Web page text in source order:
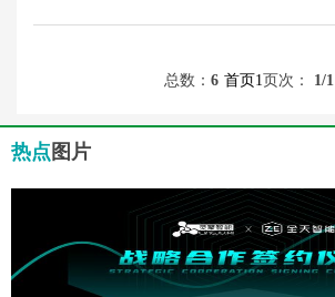
总数： 6 首页1页次： 1/1
热点 图片